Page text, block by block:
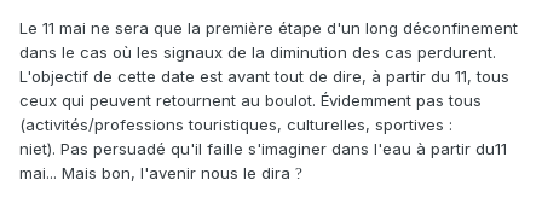
Le 11 mai ne sera que la première étape d'un long déconfinement
dans le cas où les signaux de la diminution des cas perdurent.
L'objectif de cette date est avant tout de dire, à partir du 11, tous
ceux qui peuvent retournent au boulot. Évidemment pas tous
(activités/professions touristiques, culturelles, sportives :
niet). Pas persuadé qu'il faille s'imaginer dans l'eau à partir du11
mai... Mais bon, l'avenir nous le dira ?